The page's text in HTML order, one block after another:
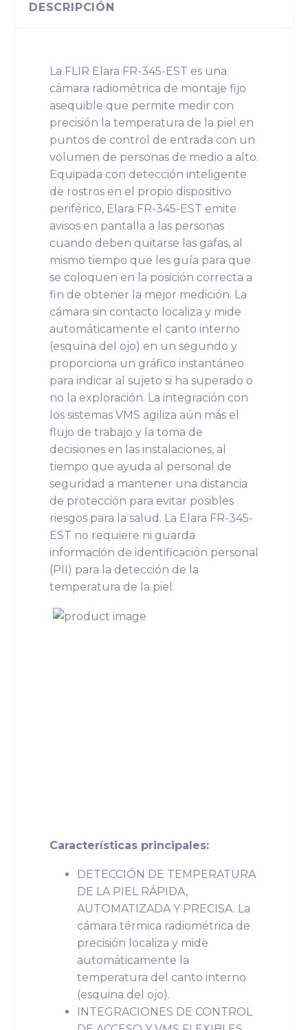
DESCRIPCIÓN
La FLIR Elara FR-345-EST es una
cámara radiométrica de montaje fijo
asequible que permite medir con
precisión la temperatura de la piel en
puntos de control de entrada con un
volumen de personas de medio a alto.
Equipada con detección inteligente
de rostros en el propio dispositivo
periférico, Elara FR-345-EST emite
avisos en pantalla a las personas
cuando deben quitarse las gafas, al
mismo tiempo que les guía para que
se coloquen en la posición correcta a
fin de obtener la mejor medición. La
cámara sin contacto localiza y mide
automáticamente el canto interno
(esquina del ojo) en un segundo y
proporciona un gráfico instantáneo
para indicar al sujeto si ha superado o
no la exploración. La integración con
los sistemas VMS agiliza aún más el
flujo de trabajo y la toma de
decisiones en las instalaciones, al
tiempo que ayuda al personal de
seguridad a mantener una distancia
de protección para evitar posibles
riesgos para la salud. La Elara FR-345-
EST no requiere ni guarda
información de identificación personal
(PII) para la detección de la
temperatura de la piel.
Características principales:
DETECCIÓN DE TEMPERATURA
DE LA PIEL RÁPIDA,
AUTOMATIZADA Y PRECISA. La
cámara térmica radiométrica de
precisión localiza y mide
automáticamente la
temperatura del canto interno
(esquina del ojo).
INTEGRACIONES DE CONTROL